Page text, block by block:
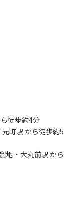
徒歩約4分
町駅 から徒歩約5
地・大丸前駅 から